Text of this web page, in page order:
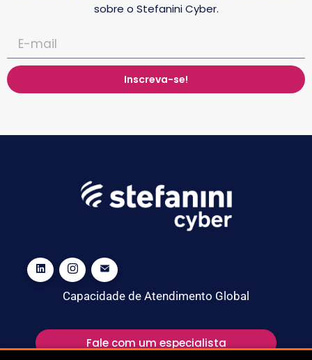
sobre o Stefanini Cyber.
Inscreva-se!
Capacidade de Atendimento Global
Fale com um especialista